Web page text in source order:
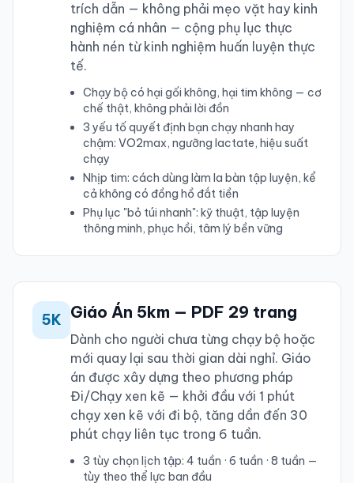
trích dẫn — không phải mẹo vặt hay kinh
nghiệm cá nhân — cộng phụ lục thực
hành nén từ kinh nghiệm huấn luyện thực
tế.
Chạy bộ có hại gối không, hại tim không — cơ
chế thật, không phải lời đồn
3 yếu tố quyết định bạn chạy nhanh hay
chậm: VO2max, ngưỡng lactate, hiệu suất
chạy
Nhịp tim: cách dùng làm la bàn tập luyện, kể
cả không có đồng hồ đắt tiền
Phụ lục "bỏ túi nhanh": kỹ thuật, tập luyện
thông minh, phục hồi, tâm lý bền vững
5K Giáo Án 5km — PDF 29 trang
Dành cho người chưa từng chạy bộ hoặc
mới quay lại sau thời gian dài nghỉ. Giáo
án được xây dựng theo phương pháp
Đi/Chạy xen kẽ — khởi đầu với 1 phút
chạy xen kẽ với đi bộ, tăng dần đến 30
phút chạy liên tục trong 6 tuần.
3 tùy chọn lịch tập: 4 tuần · 6 tuần · 8 tuần —
tùy theo thể lực ban đầu